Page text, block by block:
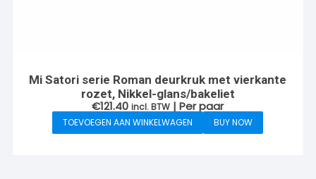
Mi Satori serie Roman deurkruk met vierkante
rozet, Nikkel-glans/bakeliet
€121.40 incl. BTW | Per paar
TOEVOEGEN AAN WINKELWAGEN BUY NOW